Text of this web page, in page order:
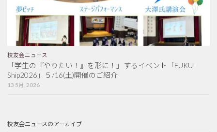
校友会ニュース
「学生の『やりたい！』を形に！」するイベント「FUKU-
Ship2026」５/16(土)開催のご紹介
13 5月, 2026
校友会ニュースのアーカイブ